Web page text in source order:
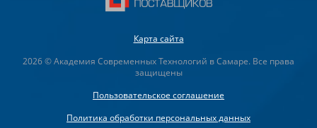
Карта сайта
2026 © Академия Современных Технологий в Самаре. Все права
защищены
Пользовательское соглашение
Политика обработки персональных данных